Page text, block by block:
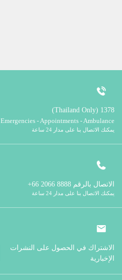
1378 (Thailand Only)
Emergencies - Appointments - Ambulance
يمكنك الاتصال بنا على مدار 24 ساعة
الاتصال بالرقم
يمكنك الاتصال بنا على مدار 24 ساعة
الاشتراك في الحصول على النشرات
الإخبارية